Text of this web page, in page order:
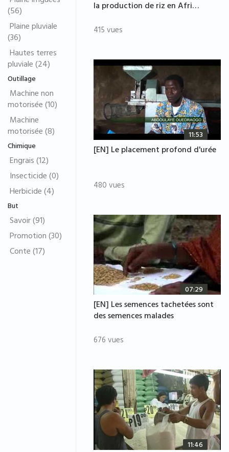
(56)
Plaine pluviale
(36)
Hautes terres
pluviale (24)
Outillage
Machine non
motorisée (10)
Machine
motorisée (8)
Chimique
Engrais (12)
Insecticide (0)
Herbicide (4)
But
Savoir (91)
Promotion (30)
Conte (17)
la production de riz en Afri…
415 vues
11:53
[EN] Le placement profond d'urée
480 vues
07:29
[EN] Les semences tachetées sont
des semences malades
676 vues
11:46